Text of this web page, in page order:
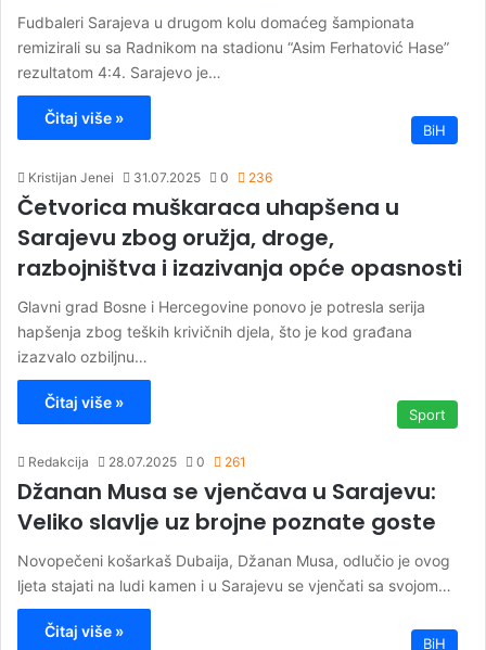
Fudbaleri Sarajeva u drugom kolu domaćeg šampionata
remizirali su sa Radnikom na stadionu “Asim Ferhatović Hase”
rezultatom 4:4. Sarajevo je…
Čitaj više »
BiH
Kristijan Jenei 31.07.2025 0 236
Četvorica muškaraca uhapšena u
Sarajevu zbog oružja, droge,
razbojništva i izazivanja opće opasnosti
Glavni grad Bosne i Hercegovine ponovo je potresla serija
hapšenja zbog teških krivičnih djela, što je kod građana
izazvalo ozbiljnu…
Čitaj više »
Sport
Redakcija 28.07.2025 0 261
Džanan Musa se vjenčava u Sarajevu:
Veliko slavlje uz brojne poznate goste
Novopečeni košarkaš Dubaija, Džanan Musa, odlučio je ovog
ljeta stajati na ludi kamen i u Sarajevu se vjenčati sa svojom…
Čitaj više »
BiH